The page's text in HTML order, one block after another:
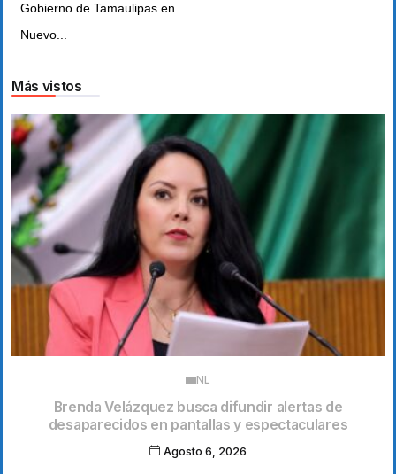
Gobierno de Tamaulipas en
Nuevo...
Más vistos
NL
Brenda Velázquez busca difundir alertas de
desaparecidos en pantallas y espectaculares
Agosto 6, 2026